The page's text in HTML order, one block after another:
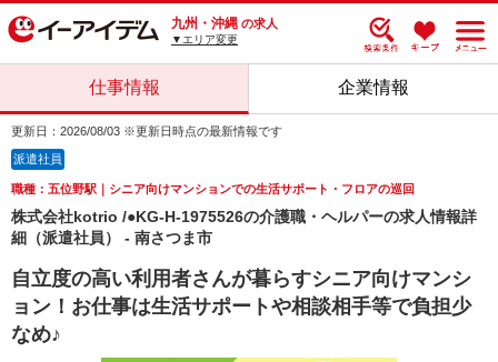
九州・沖縄 の求人
▼エリア変更
仕事情報 企業情報
更新日：2026/08/03 ※更新日時点の最新情報です
派遣社員
職種：五位野駅｜シニア向けマンションでの生活サポート・フロアの巡回
株式会社kotrio /●KG-H-1975526の介護職・ヘルパーの求人情報詳
細（派遣社員） - 南さつま市
自立度の高い利用者さんが暮らすシニア向けマンシ
ョン！お仕事は生活サポートや相談相手等で負担少
なめ♪